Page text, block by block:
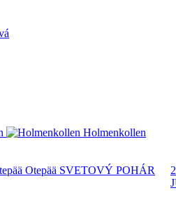
Holmenkollen
Otepää SVETOVÝ POHÁR